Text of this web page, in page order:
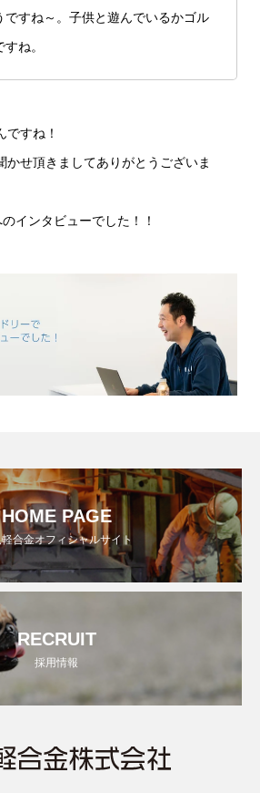
ですね～。子供と遊んでいるかゴル
すね。
ですね！
かせ頂きましてありがとうございま
インタビューでした！！
HOME PAGE
合金オフィシャルサイト
RECRUIT
採用情報